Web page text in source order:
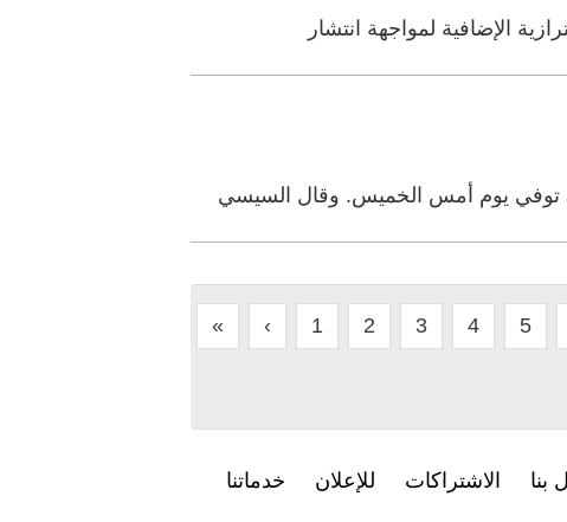
الإضافية لمواجهة انتشار
توفي يوم أمس الخميس. وقال السيسي
« ‹ 1 2 3 4 5
بنا الاشتراكات للإعلان خدماتنا